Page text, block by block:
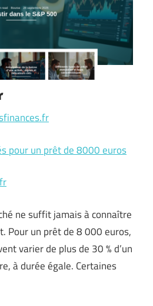
pour un prêt de 8000 euros
ne suffit jamais à connaître
Pour un prêt de 8 000 euros,
varier de plus de 30 % d’un
à durée égale. Certaines